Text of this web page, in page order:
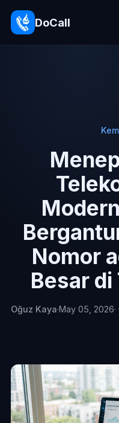
DoCall
Nomor
Besar
Oğuz Kaya·May 05, 2026